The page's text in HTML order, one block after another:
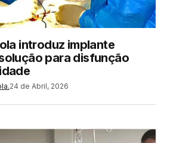
introduz implante
para disfunção
24 de Abril, 2026